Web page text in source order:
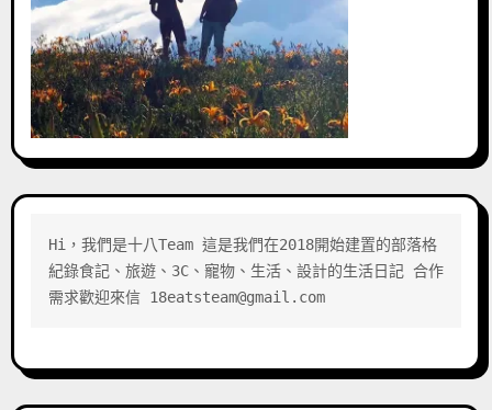
Hi，我們是十八Team 這是我們在2018開始建置的部落格
紀錄食記、旅遊、3C、寵物、生活、設計的生活日記 合作
需求歡迎來信 18eatsteam@gmail.com